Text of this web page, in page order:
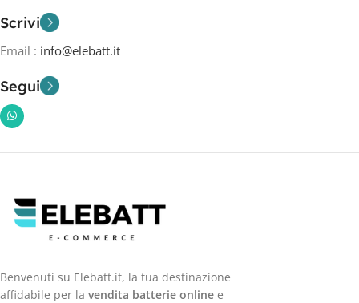
Scrivi
Email : info@elebatt.it
Segui
Benvenuti su Elebatt.it, la tua destinazione
affidabile per la vendita batterie online e